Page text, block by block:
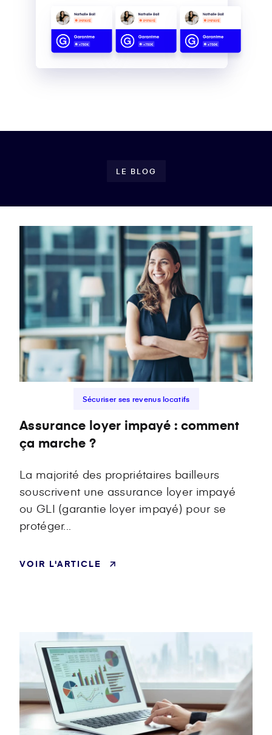
LE BLOG
Sécuriser ses revenus locatifs
Assurance loyer impayé : comment
ça marche ?
La majorité des propriétaires bailleurs
souscrivent une assurance loyer impayé
ou GLI (garantie loyer impayé) pour se
protéger...
VOIR L'ARTICLE